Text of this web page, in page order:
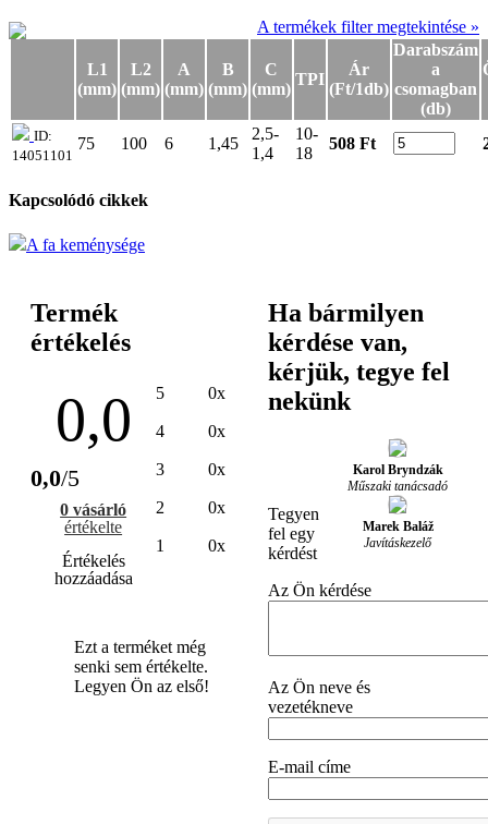
A termékek filter megtekintése »
L1
(mm)
L2
(mm)
A
(mm)
B
(mm)
C
(mm)
TPI
Ár
(Ft/1db)
Darabszám
a
csomagban
(db)
ID:
14051101
75 100 6 1,45
2,5-
1,4
10-
18
508 Ft
Kapcsolódó cikkek
A fa keménysége
Termék
értékelés
0,0
0,0/5
0 vásárló
értékelte
Értékelés
hozzáadása
5 0x
4 0x
3 0x
2 0x
1 0x
Ezt a terméket még
senki sem értékelte.
Legyen Ön az első!
Ha bármilyen
kérdése van,
kérjük, tegye fel
nekünk
Karol Bryndzák
Műszaki tanácsadó
Marek Baláž
Javításkezelő
Tegyen
fel egy
kérdést
Az Ön kérdése
Az Ön neve és
vezetékneve
E-mail címe